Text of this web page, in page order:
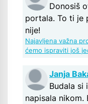
Donosiš
portala. To ti je
nije!
Najavljena važna
ćemo ispraviti još
Janja
Budala si
napisala nikom.